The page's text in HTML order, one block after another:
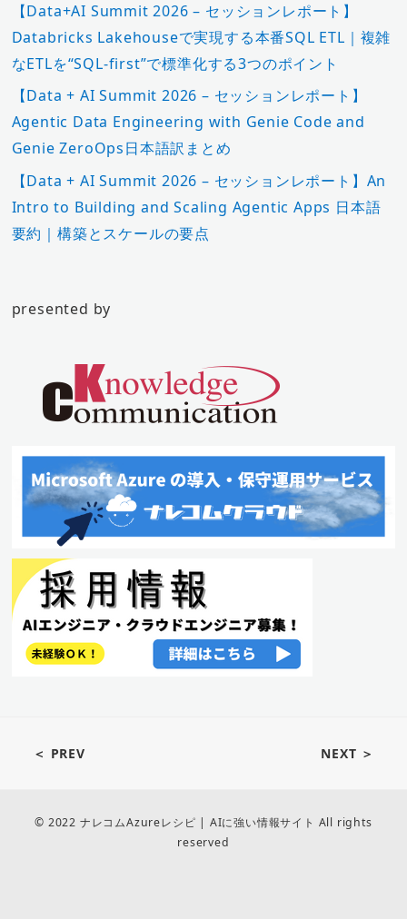
【Data+AI Summit 2026 – セッションレポート】
Databricks Lakehouseで実現する本番SQL ETL｜複雑
なETLを“SQL-first”で標準化する3つのポイント
【Data + AI Summit 2026 – セッションレポート】
Agentic Data Engineering with Genie Code and
Genie ZeroOps日本語訳まとめ
【Data + AI Summit 2026 – セッションレポート】An
Intro to Building and Scaling Agentic Apps 日本語
要約｜構築とスケールの要点
presented by
＜ PREV NEXT ＞
© 2022 ナレコムAzureレシピ | AIに強い情報サイト All rights
reserved